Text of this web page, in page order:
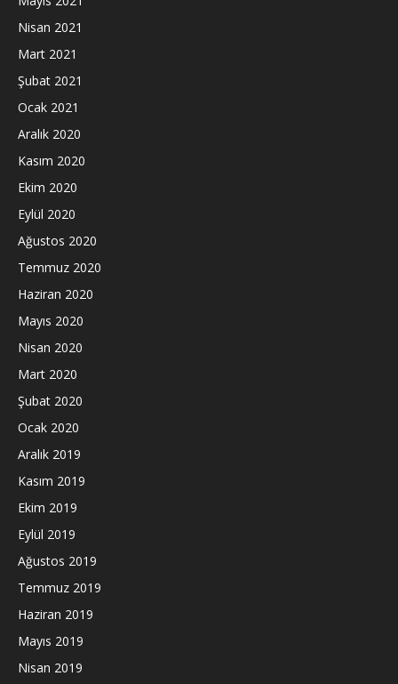
Nisan 2021
Mart 2021
Şubat 2021
Ocak 2021
Aralık 2020
Kasım 2020
Ekim 2020
Eylül 2020
Ağustos 2020
Temmuz 2020
Haziran 2020
Mayıs 2020
Nisan 2020
Mart 2020
Şubat 2020
Ocak 2020
Aralık 2019
Kasım 2019
Ekim 2019
Eylül 2019
Ağustos 2019
Temmuz 2019
Haziran 2019
Mayıs 2019
Nisan 2019